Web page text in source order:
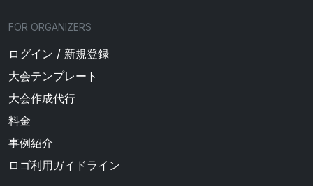
FOR ORGANIZERS
ログイン / 新規登録
大会テンプレート
大会作成代行
料金
事例紹介
ロゴ利用ガイドライン